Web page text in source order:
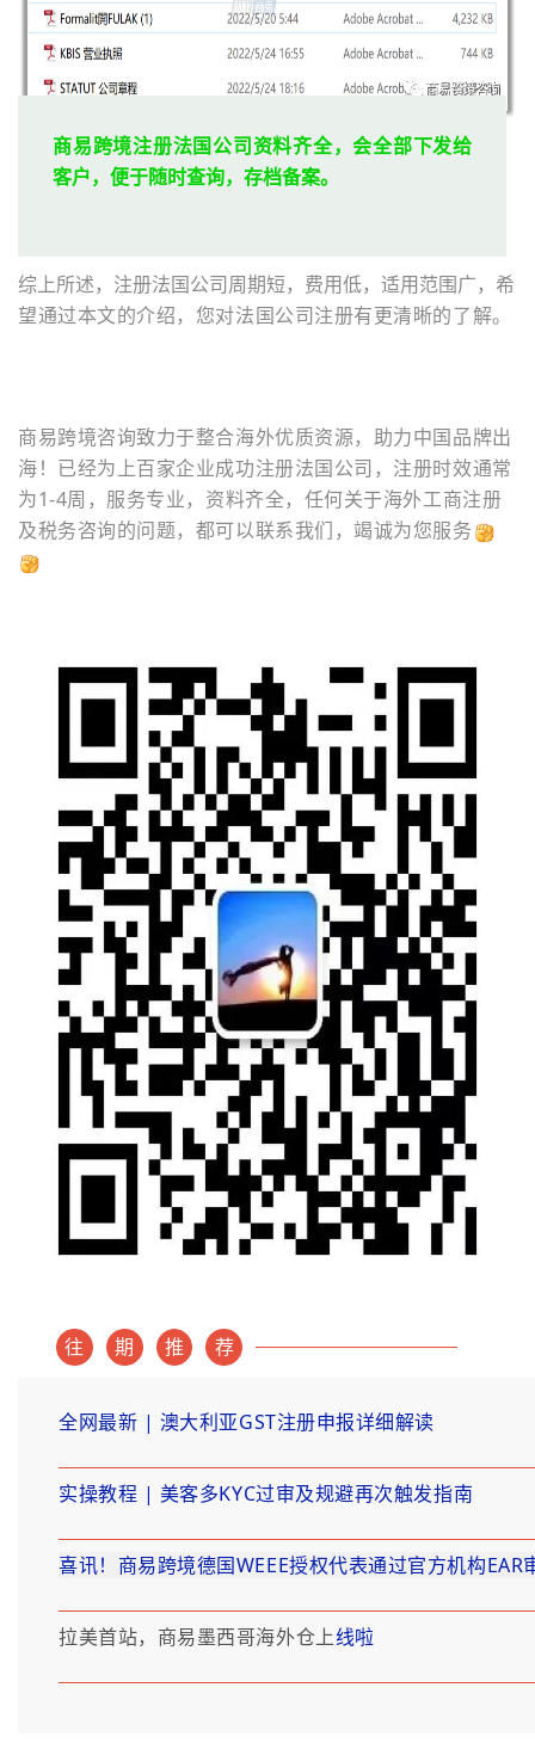
商易跨境注册法国公司资料齐全，会全部下发给
客户，便于随时查询，存档备案。
综上所述，注册法国公司周期短，费用低，适用范围广， 希
望通过本文的介绍，您对法国公司注册有更清晰的了解。
商易跨境咨询致力于整合海外优质资源，助力中国品牌出
海！已经为上百家企业成功注册法国公司，注册时效通常
为1-4周，服务专业，资料齐全，任何关于海外工商注册
及税务咨询的问题，都可以联系我们，竭诚为您服务
往 期 推 荐
全网最新 | 澳大利亚GST注册申报详细解读
实操教程 | 美客多KYC过审及规避再次触发指南
喜讯！商易跨境德国WEEE授权代表通过官方机构
拉美首站，商易墨西哥海外仓上线啦